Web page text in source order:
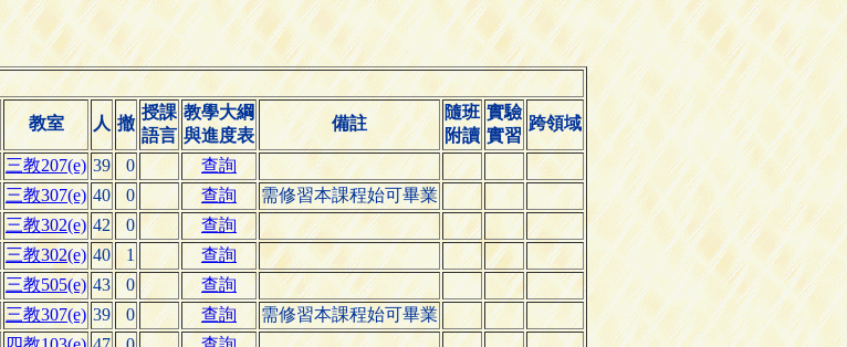
教室 人 撤
授課
語言
教學大綱
與進度表
備註
隨班
附讀
實驗
實習
跨領域
三教207(e) 39 0
查詢
三教307(e) 40 0 查詢
需修習本課程始可畢業
三教302(e) 42 0
查詢
三教302(e) 40 1
查詢
三教505(e) 43 0
查詢
三教307(e) 39 0 查詢
需修習本課程始可畢業